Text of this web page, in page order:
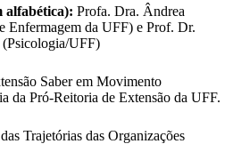
alfabética): Profa. Dra. Ândrea
Enfermagem da UFF) e Prof. Dr.
(Psicologia/UFF)
Saber em Movimento
da Pró-Reitoria de Extensão da UFF.
Trajetórias das Organizações